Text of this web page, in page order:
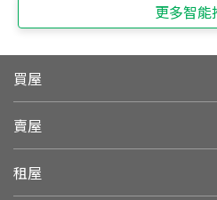
更多智能
買屋
賣屋
租屋